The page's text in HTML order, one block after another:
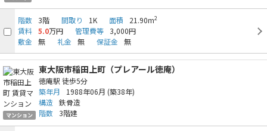
階数 3階 間取り 1K 面積 21.90m2
賃料 5.0万円 管理費等 3,000円
敷金
無 礼金 無 保証金 無
マンション
東大阪市稲田上町（プレアール徳庵）
徳庵駅 徒歩5分
築年月
1988年06月 (築38年)
構造 鉄骨造
階数 3階建